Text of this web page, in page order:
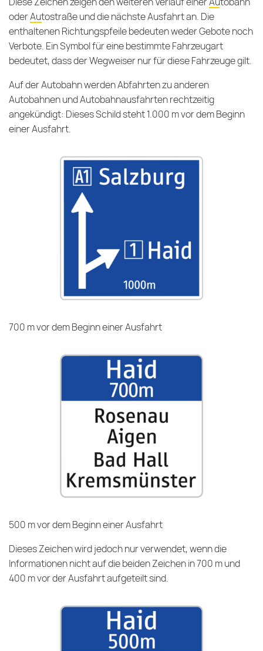
oderAutostraßeund die nächste Ausfahrt an. Die
enthaltenen Richtungspfeile bedeuten weder Gebote noch
Verbote. Ein Symbol für eine bestimmte Fahrzeugart
bedeutet, dass der Wegweiser nur für diese Fahrzeuge gilt.
Auf der Autobahn werden Abfahrten zu anderen
Autobahnen und Autobahnausfahrten rechtzeitig
angekündigt: Dieses Schild steht 1.000 m vor dem Beginn
einer Ausfahrt.
700 m vor dem Beginn einer Ausfahrt
500 m vor dem Beginn einer Ausfahrt
Dieses Zeichen wird jedoch nur verwendet, wenn die
Informationen nicht auf die beiden Zeichen in 700 m und
400 m vor der Ausfahrt aufgeteilt sind.